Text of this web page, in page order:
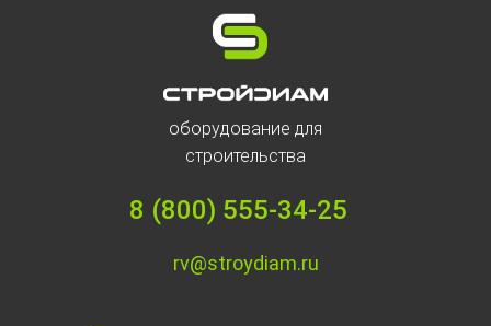
оборудование для
строительства
8 (800) 555-34-25
rv@stroydiam.ru